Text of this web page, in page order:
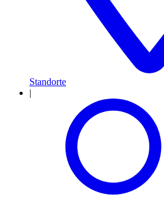
Standorte